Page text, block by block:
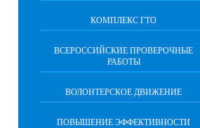
КОМПЛЕКС ГТО
ВСЕРОССИЙСКИЕ ПРОВЕРОЧНЫЕ
РАБОТЫ
ВОЛОНТЕРСКОЕ ДВИЖЕНИЕ
ПОВЫШЕНИЕ ЭФФЕКТИВНОСТИ